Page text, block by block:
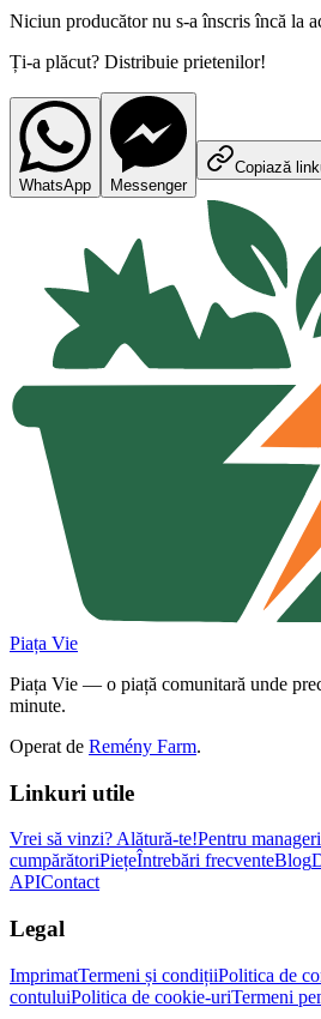
Niciun producător nu s-a înscris încă la
Ți-a plăcut? Distribuie prietenilor!
WhatsApp Messenger
Copiază
Piața Vie
Piața Vie — o piață comunitară unde
minute.
Operat de Remény Farm.
Linkuri utile
Vrei să vinzi? Alătură-te!Pentru
cumpărătoriPiețeÎntrebări frecventeBlog
APIContact
Legal
ImprimatTermeni și condițiiPolitica de
contuluiPolitica de cookie-uriTermeni